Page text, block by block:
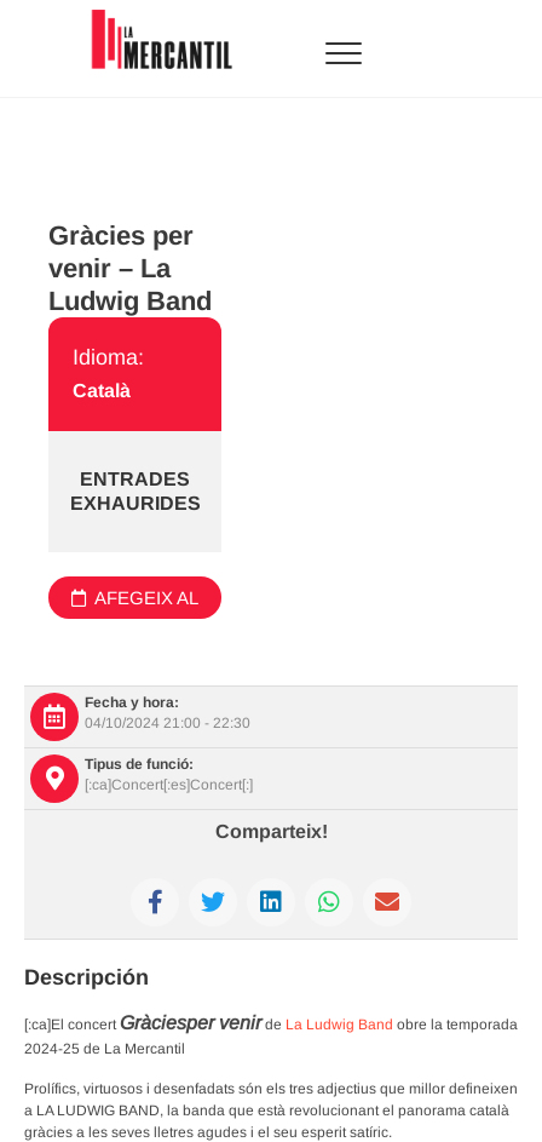
Gràcies per
venir – La
Ludwig Band
Idioma:
Català
ENTRADES
EXHAURIDES
AFEGEIX AL
Fecha y hora:
04/10/2024 21:00 - 22:30
Tipus de funció:
[:ca]Concert[:es]Concert[:]
Comparteix!
Descripción
[:ca]El concertGràciesper venirde La Ludwig Band obre la temporada
2024-25 de La Mercantil
Prolífics, virtuosos i desenfadats són els tres adjectius que millor defineixen
a LA LUDWIG BAND, la banda que està revolucionant el panorama català
gràcies a les seves lletres agudes i el seu esperit satíric.